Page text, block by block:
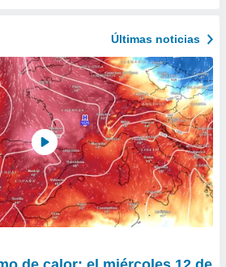
Últimas noticias